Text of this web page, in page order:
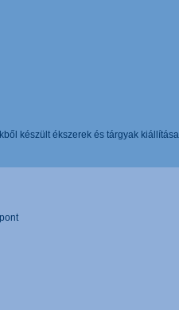
készült ékszerek és tárgyak kiállítása,